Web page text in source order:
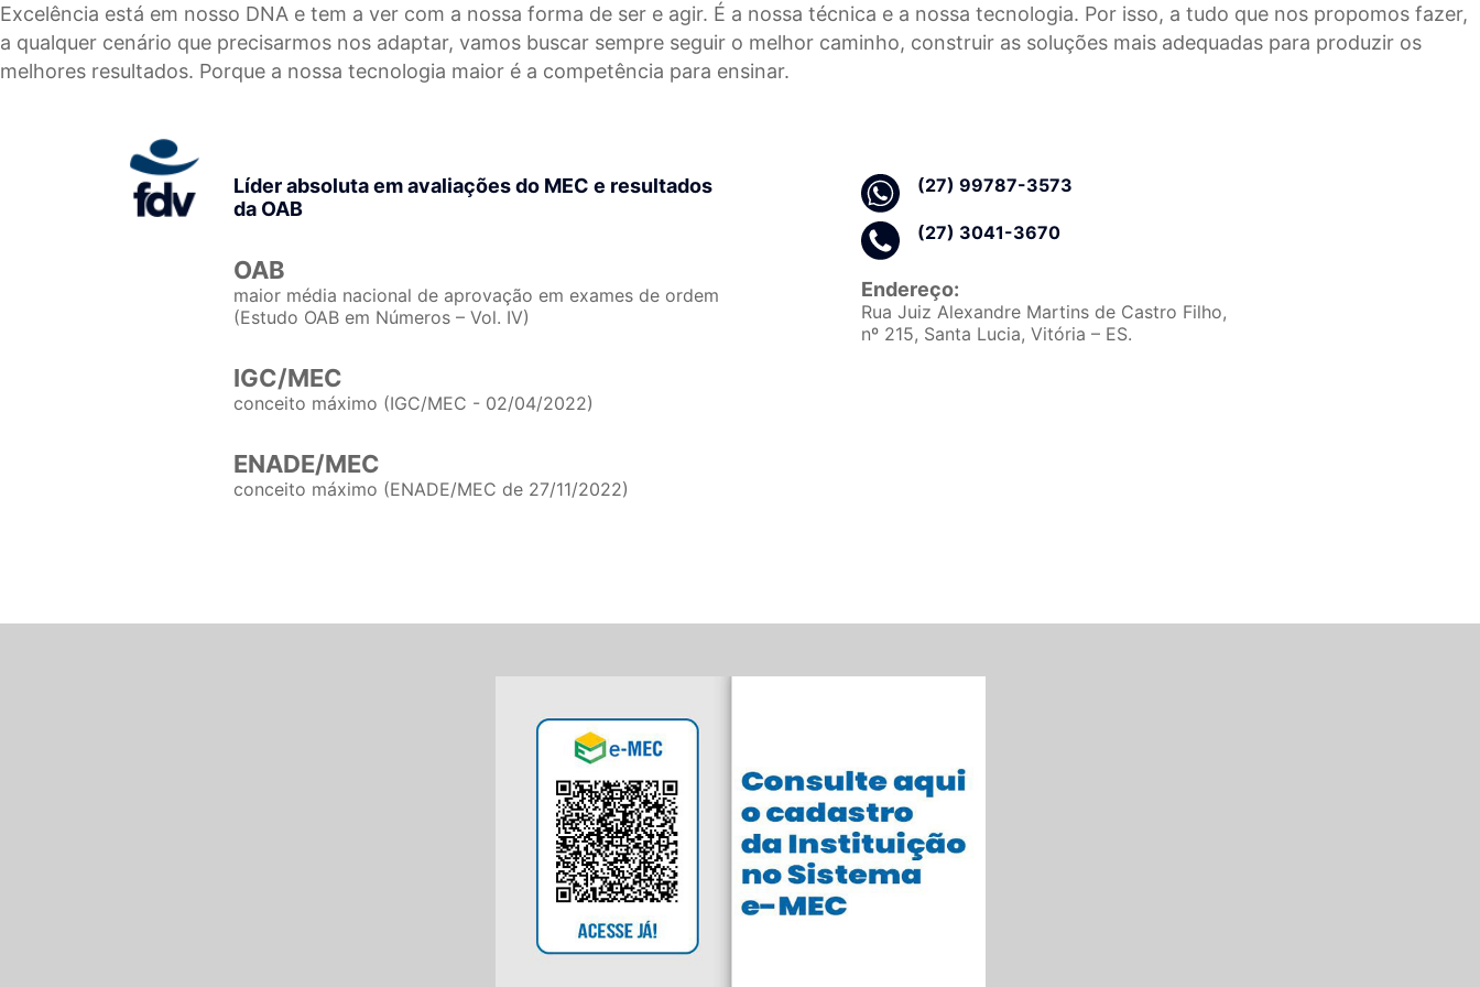
Excelência está em nosso DNA e tem a ver com a nossa forma de ser e agir. É a nossa técnica e a nossa tecnologia. Por isso, a tudo que nos propomos fazer,
a qualquer cenário que precisarmos nos adaptar, vamos buscar sempre seguir o melhor caminho, construir as soluções mais adequadas para produzir os
melhores resultados. Porque a nossa tecnologia maior é a competência para ensinar.
Líder absoluta em avaliações do MEC e resultados
da OAB
OAB
maior média nacional de aprovação em exames de ordem
(Estudo OAB em Números – Vol. IV)
IGC/MEC
conceito máximo (IGC/MEC - 02/04/2022)
ENADE/MEC
conceito máximo (ENADE/MEC de 27/11/2022)
(27) 99787-3573
(27) 3041-3670
Endereço:
Rua Juiz Alexandre Martins de Castro Filho,
nº 215, Santa Lucia, Vitória – ES.